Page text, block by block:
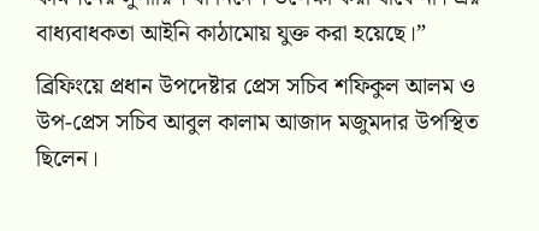
বাধ্যবাধকতা আইনি কাঠামোয় যুক্ত করা হয়েছে।”
ব্রিফিংয়ে প্রধান উপদেষ্টার প্রেস সচিব শফিকুল আলম ও
উপ-প্রেস সচিব আবুল কালাম আজাদ মজুমদার উপস্থিত
ছিলেন।